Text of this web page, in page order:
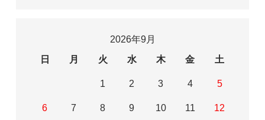
2026年9月
日
月 火 水 木 金 土
1 2 3 4 5
6 7 8 9 10 11 12